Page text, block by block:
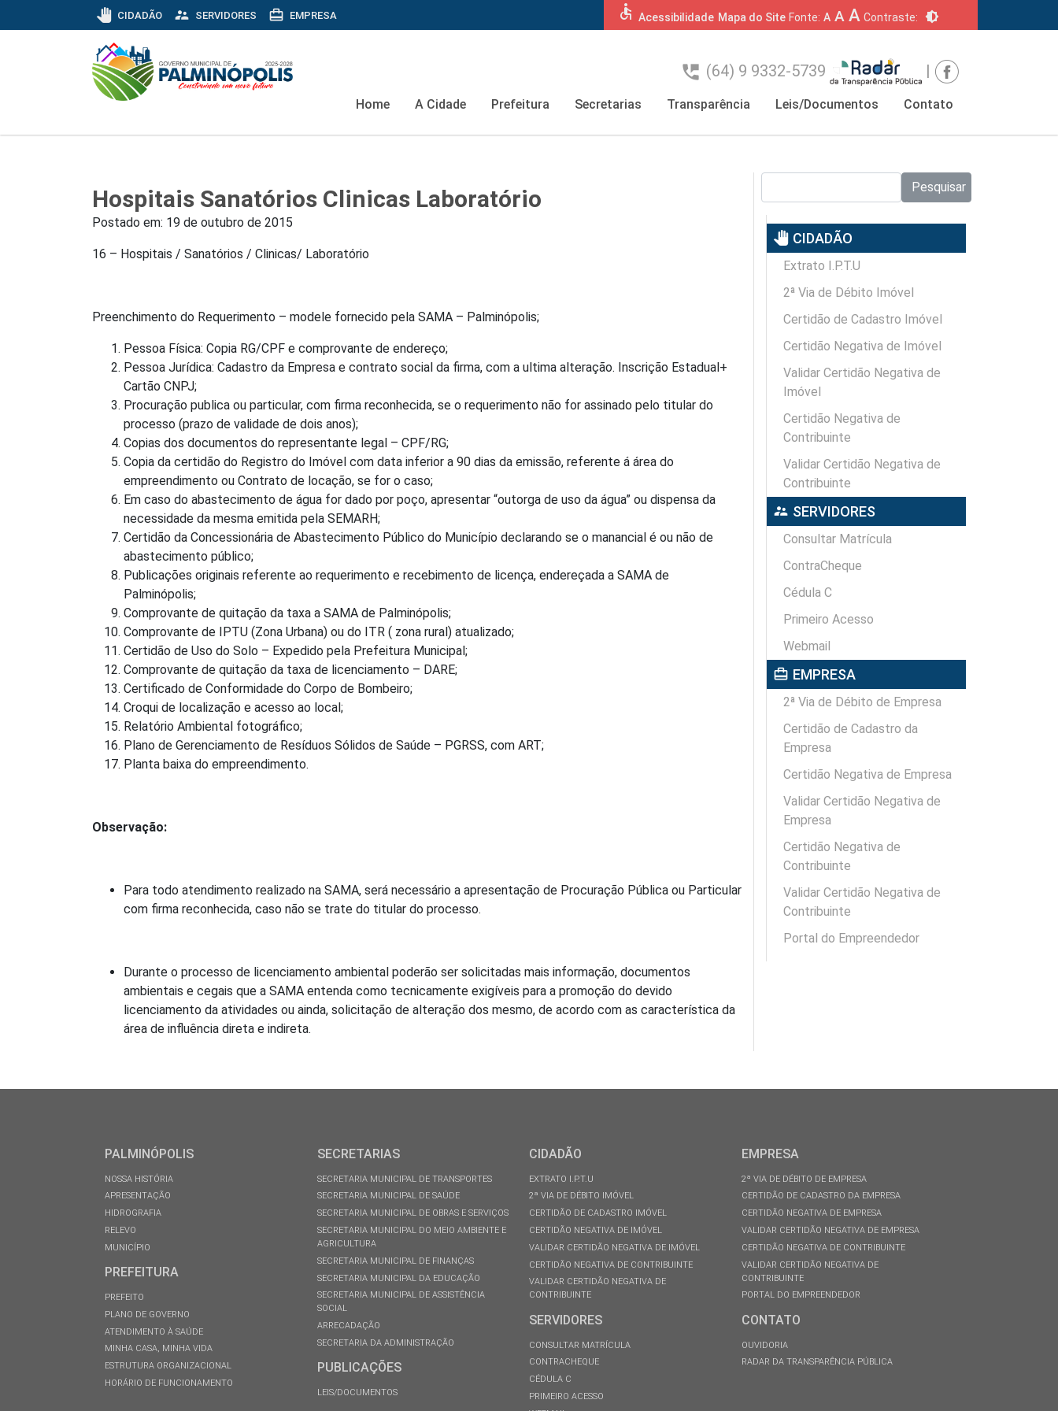
pan_tool CIDADÃO supervisor_account SERVIDORES card_travel EMPRESA accessible Acessibilidade Mapa do Site Fonte: A A A Contraste: brightness_6
perm_phone_msg (64) 9 9332-5739 |
Home A Cidade Prefeitura Secretarias Transparência Leis/Documentos Contato
Hospitais Sanatórios Clinicas Laboratório
Postado em: 19 de outubro de 2015
16 – Hospitais / Sanatórios / Clinicas/ Laboratório
Preenchimento do Requerimento – modele fornecido pela SAMA – Palminópolis;
Pessoa Física: Copia RG/CPF e comprovante de endereço;
Pessoa Jurídica: Cadastro da Empresa e contrato social da firma, com a ultima alteração. Inscrição Estadual+
Cartão CNPJ;
Procuração publica ou particular, com firma reconhecida, se o requerimento não for assinado pelo titular do
processo (prazo de validade de dois anos);
Copias dos documentos do representante legal – CPF/RG;
Copia da certidão do Registro do Imóvel com data inferior a 90 dias da emissão, referente á área do
empreendimento ou Contrato de locação, se for o caso;
Em caso do abastecimento de água for dado por poço, apresentar “outorga de uso da água” ou dispensa da
necessidade da mesma emitida pela SEMARH;
Certidão da Concessionária de Abastecimento Público do Município declarando se o manancial é ou não de
abastecimento público;
Publicações originais referente ao requerimento e recebimento de licença, endereçada a SAMA de
Palminópolis;
Comprovante de quitação da taxa a SAMA de Palminópolis;
Comprovante de IPTU (Zona Urbana) ou do ITR ( zona rural) atualizado;
Certidão de Uso do Solo – Expedido pela Prefeitura Municipal;
Comprovante de quitação da taxa de licenciamento – DARE;
Certificado de Conformidade do Corpo de Bombeiro;
Croqui de localização e acesso ao local;
Relatório Ambiental fotográfico;
Plano de Gerenciamento de Resíduos Sólidos de Saúde – PGRSS, com ART;
Planta baixa do empreendimento.
Observação:
Para todo atendimento realizado na SAMA, será necessário a apresentação de Procuração Pública ou Particular
com firma reconhecida, caso não se trate do titular do processo.
Durante o processo de licenciamento ambiental poderão ser solicitadas mais informação, documentos
ambientais e cegais que a SAMA entenda como tecnicamente exigíveis para a promoção do devido
licenciamento da atividades ou ainda, solicitação de alteração dos mesmo, de acordo com as característica da
área de influência direta e indireta.
Pesquisar
pan_tool CIDADÃO
Extrato I.P.T.U
2ª Via de Débito Imóvel
Certidão de Cadastro Imóvel
Certidão Negativa de Imóvel
Validar Certidão Negativa de
Imóvel
Certidão Negativa de
Contribuinte
Validar Certidão Negativa de
Contribuinte
supervisor_account SERVIDORES
Consultar Matrícula
ContraCheque
Cédula C
Primeiro Acesso
Webmail
card_travel EMPRESA
2ª Via de Débito de Empresa
Certidão de Cadastro da
Empresa
Certidão Negativa de Empresa
Validar Certidão Negativa de
Empresa
Certidão Negativa de
Contribuinte
Validar Certidão Negativa de
Contribuinte
Portal do Empreendedor
PALMINÓPOLIS
NOSSA HISTÓRIA
APRESENTAÇÃO
HIDROGRAFIA
RELEVO
MUNICÍPIO
PREFEITURA
PREFEITO
PLANO DE GOVERNO
ATENDIMENTO À SAÚDE
MINHA CASA, MINHA VIDA
ESTRUTURA ORGANIZACIONAL
HORÁRIO DE FUNCIONAMENTO
SECRETARIAS
SECRETARIA MUNICIPAL DE TRANSPORTES
SECRETARIA MUNICIPAL DE SAÚDE
SECRETARIA MUNICIPAL DE OBRAS E SERVIÇOS
SECRETARIA MUNICIPAL DO MEIO AMBIENTE E
AGRICULTURA
SECRETARIA MUNICIPAL DE FINANÇAS
SECRETARIA MUNICIPAL DA EDUCAÇÃO
SECRETARIA MUNICIPAL DE ASSISTÊNCIA
SOCIAL
ARRECADAÇÃO
SECRETARIA DA ADMINISTRAÇÃO
PUBLICAÇÕES
LEIS/DOCUMENTOS
CIDADÃO
EXTRATO I.P.T.U
2ª VIA DE DÉBITO IMÓVEL
CERTIDÃO DE CADASTRO IMÓVEL
CERTIDÃO NEGATIVA DE IMÓVEL
VALIDAR CERTIDÃO NEGATIVA DE IMÓVEL
CERTIDÃO NEGATIVA DE CONTRIBUINTE
VALIDAR CERTIDÃO NEGATIVA DE
CONTRIBUINTE
SERVIDORES
CONSULTAR MATRÍCULA
CONTRACHEQUE
CÉDULA C
PRIMEIRO ACESSO
EMPRESA
2ª VIA DE DÉBITO DE EMPRESA
CERTIDÃO DE CADASTRO DA EMPRESA
CERTIDÃO NEGATIVA DE EMPRESA
VALIDAR CERTIDÃO NEGATIVA DE EMPRESA
CERTIDÃO NEGATIVA DE CONTRIBUINTE
VALIDAR CERTIDÃO NEGATIVA DE
CONTRIBUINTE
PORTAL DO EMPREENDEDOR
CONTATO
OUVIDORIA
RADAR DA TRANSPARÊNCIA PÚBLICA